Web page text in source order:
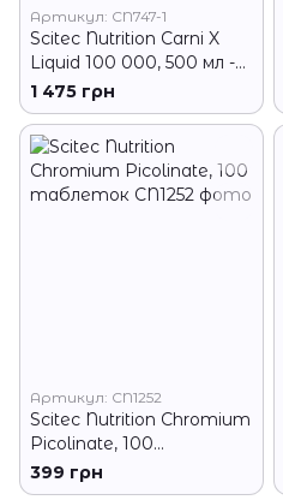
Артикул: CN747-1
Scitec Nutrition Carni X
Liquid 100 000, 500 мл -
Ананас-кактус
1 475 грн
Артикул: CN1252
Scitec Nutrition Chromium
Picolinate, 100
таблеток
399 грн